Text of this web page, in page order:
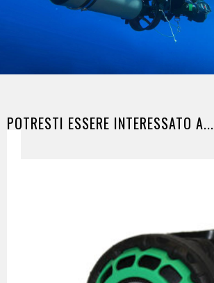
POTRESTI ESSERE INTERESSATO A...